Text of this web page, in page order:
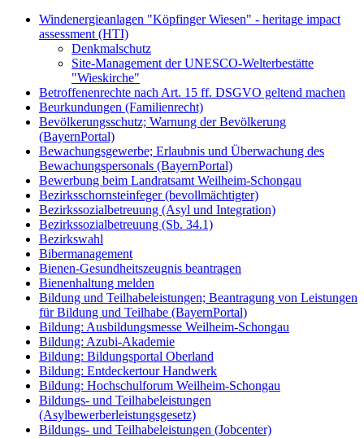
Windenergieanlagen "Köpfinger Wiesen" - heritage impact
assessment (HTI)
Denkmalschutz
Site-Management der UNESCO-Welterbestätte
"Wieskirche"
Betroffenenrechte nach Art. 15 ff. DSGVO geltend machen
Beurkundungen (Familienrecht)
Bevölkerungsschutz; Warnung der Bevölkerung
(BayernPortal)
Bewachungsgewerbe; Erlaubnis und Überwachung des
Bewachungspersonals (BayernPortal)
Bewerbung beim Landratsamt Weilheim-Schongau
Bezirksschornsteinfeger (bevollmächtigter)
Bezirkssozialbetreuung (Asyl und Integration)
Bezirkssozialbetreuung (Sb. 34.1)
Bezirkswahl
Bibermanagement
Bienen-Gesundheitszeugnis beantragen
Bienenhaltung melden
Bildung und Teilhabeleistungen; Beantragung von Leistungen
für Bildung und Teilhabe (BayernPortal)
Bildung: Ausbildungsmesse Weilheim-Schongau
Bildung: Azubi-Akademie
Bildung: Bildungsportal Oberland
Bildung: Entdeckertour Handwerk
Bildung: Hochschulforum Weilheim-Schongau
Bildungs- und Teilhabeleistungen
(Asylbewerberleistungsgesetz)
Bildungs- und Teilhabeleistungen (Jobcenter)